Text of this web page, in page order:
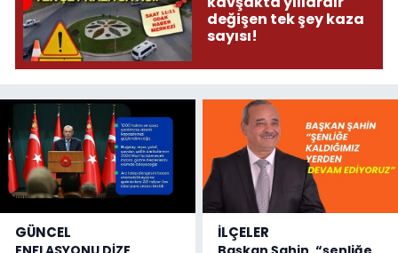
değişen tek şey kaza
sayısı!
GÜNCEL İLÇELER